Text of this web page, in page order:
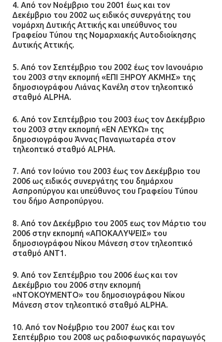
4. Από τον Νοέμβριο του 2001 έως και τον
Δεκέμβριο του 2002 ως ειδικός συνεργάτης του
νομάρχη Δυτικής Αττικής και υπεύθυνος του
Γραφείου Τύπου της Νομαρχιακής Αυτοδιοίκησης
Δυτικής Αττικής.
5. Από τον Σεπτέμβριο του 2002 έως τον Ιανουάριο
του 2003 στην εκπομπή «ΕΠΙ ΞΗΡΟΥ ΑΚΜΗΣ» της
δημοσιογράφου Λιάνας Κανέλη στον τηλεοπτικό
σταθμό ALPHA.
6. Από τον Σεπτέμβριο του 2003 έως τον Δεκέμβριο
του 2003 στην εκπομπή «ΕΝ ΛΕΥΚΩ» της
δημοσιογράφου Άννας Παναγιωταρέα στον
τηλεοπτικό σταθμό ALPHA.
7. Από τον Ιούνιο του 2003 έως τον Δεκέμβριο του
2006 ως ειδικός συνεργάτης του δημάρχου
Ασπροπύργου και υπεύθυνος του Γραφείου Τύπου
του δήμο Ασπροπύργου.
8. Από τον Δεκέμβριο του 2005 εως τον Μάρτιο του
2006 στην εκπομπή «ΑΠΟΚΑΛΥΨΕΙΣ» του
δημοσιογράφου Νίκου Μάνεση στον τηλεοπτικό
σταθμό ΑΝΤ1.
9. Από τον Σεπτέμβριο του 2006 έως και τον
Δεκέμβριο του 2006 στην εκπομπή
«ΝΤΟΚΟΥΜΕΝΤΟ» του δημοσιογράφου Νίκου
Μάνεση στον τηλεοπτικό σταθμό ALPHA.
10. Από τον Νοέμβριο του 2007 έως και τον
Σεπτέμβριο του 2008 ως ραδιοφωνικός παραγωγός